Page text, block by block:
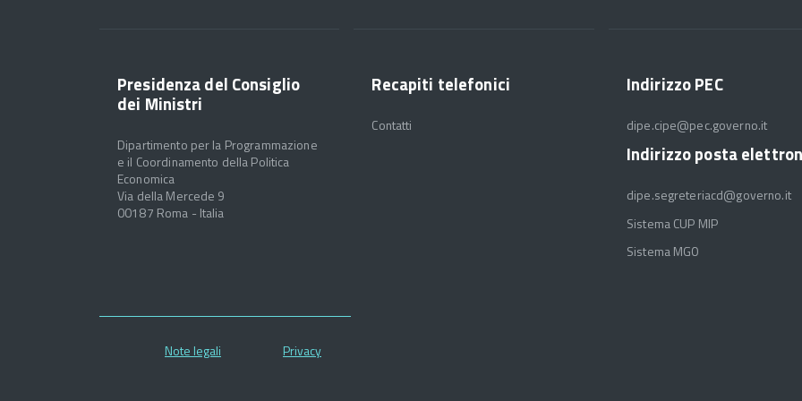
Presidenza del Consiglio
dei Ministri
Dipartimento per la Programmazione
e il Coordinamento della Politica
Economica
Via della Mercede 9
00187 Roma - Italia
Recapiti telefonici
Contatti
Indirizzo PEC
dipe.cipe@pec.governo.it
Indirizzo posta
dipe.segreteriacd@governo.it
Sistema CUP MIP
Sistema MGO
Note legali Privacy